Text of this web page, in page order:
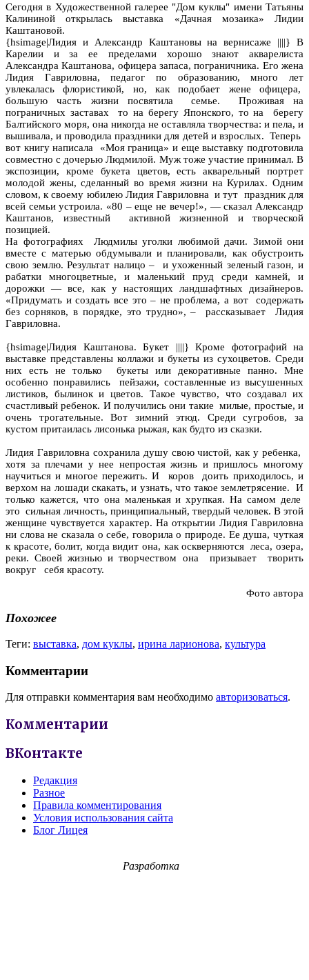
Сегодня в Художественной галерее "Дом куклы" имени Татьяны
Калининой открылась выставка «Дачная мозаика» Лидии
Каштановой.
{hsimage|Лидия и Александр Каштановы на вернисаже ||||} В
Карелии и за ее пределами хорошо знают акварелиста
Александра Каштанова, офицера запаса, пограничника. Его жена
Лидия Гавриловна, педагог по образованию, много лет
увлекалась флористикой, но, как подобает жене офицера,
большую часть жизни посвятила семье. Проживая на
пограничных заставах то на берегу Японского, то на берегу
Балтийского моря, она никогда не оставляла творчества: и пела, и
вышивала, и проводила праздники для детей и взрослых. Теперь
вот книгу написала «Моя граница» и еще выставку подготовила
совместно с дочерью Людмилой. Муж тоже участие принимал. В
экспозиции, кроме букета цветов, есть акварельный портрет
молодой жены, сделанный во время жизни на Курилах. Одним
словом, к своему юбилею Лидия Гавриловна и тут праздник для
всей семьи устроила. «80 – еще не вечер!», — сказал Александр
Каштанов, известный активной жизненной и творческой
позицией.
На фотографиях Людмилы уголки любимой дачи. Зимой они
вместе с матерью обдумывали и планировали, как обустроить
свою землю. Результат налицо – и ухоженный зеленый газон, и
рабатки многоцветные, и маленький пруд среди камней, и
дорожки — все, как у настоящих ландшафтных дизайнеров.
«Придумать и создать все это – не проблема, а вот содержать
без сорняков, в порядке, это трудно», – рассказывает Лидия
Гавриловна.
{hsimage|Лидия Каштанова. Букет ||||} Кроме фотографий на
выставке представлены коллажи и букеты из сухоцветов. Среди
них есть не только букеты или декоративные панно. Мне
особенно понравились пейзажи, составленные из высушенных
листиков, былинок и цветов. Такое чувство, что создавал их
счастливый ребенок. И получились они такие милые, простые, и
очень трогательные. Вот зимний этюд. Среди сугробов, за
кустом притаилась лисонька рыжая, как будто из сказки.
Лидия Гавриловна сохранила душу свою чистой, как у ребенка,
хотя за плечами у нее непростая жизнь и пришлось многому
научиться и многое пережить. И коров доить приходилось, и
верхом на лошади скакать, и узнать, что такое землетрясение. И
только кажется, что она маленькая и хрупкая. На самом деле
это сильная личность, принципиальный, твердый человек. В этой
женщине чувствуется характер. На открытии Лидия Гавриловна
ни слова не сказала о себе, говорила о природе. Ее душа, чуткая
к красоте, болит, когда видит она, как оскверняются леса, озера,
реки. Своей жизнью и творчеством она призывает творить
вокруг себя красоту.
Фото автора
Похожее
Теги: выставка, дом куклы, ирина ларионова, культура
Комментарии
Для отправки комментария вам необходимо авторизоваться.
Комментарии
ВКонтакте
Редакция
Разное
Правила комментирования
Условия использования сайта
Блог Лицея
Разработка